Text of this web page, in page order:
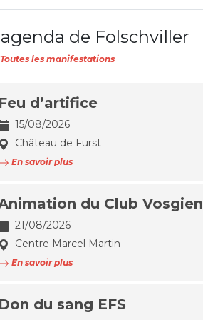
de Folschviller
les manifestations
d’artifice
15/08/2026
Château de Fürst
En savoir plus
du Club Vosgien
21/08/2026
Centre Marcel Martin
En savoir plus
du sang EFS